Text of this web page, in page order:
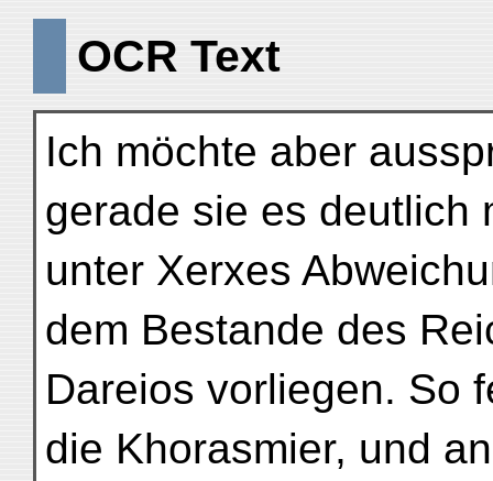
OCR Text
Ich möchte aber
gerade sie es deutlich
unter Xerxes
dem Bestande des
Dareios vorliegen. So
die Khorasmier, und